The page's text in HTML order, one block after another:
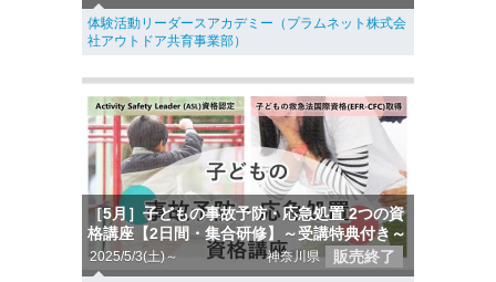
体験活動リーダースアカデミー（プラムネット株式会
社アウトドア共育事業部）
［5月］子どもの事故予防・応急処置 2つの資
格講座【2日間・集合研修】～受講特典付き～
2025/5/3(土)～ 神奈川県 販売終了